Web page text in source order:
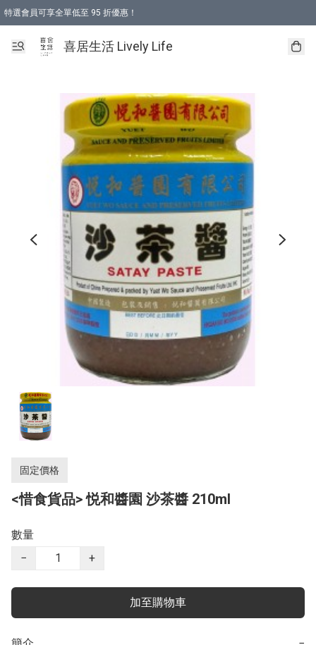
特選會員可享全單低至 95 折優惠！
購物折後滿$600免運費優惠 (減價貨品除外）
購物折後滿$320 即可免費於「順豐站」或「順豐智能櫃」自提點取貨 （冷凍食品
喜居生活 Lively Life
固定價格
<惜食貨品> 悦和醬園 沙茶醬 210ml
數量
−
+
加至購物車